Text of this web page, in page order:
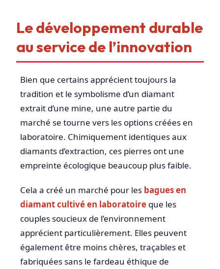
Le développement durable
au service de l’innovation
Bien que certains apprécient toujours la
tradition et le symbolisme d’un diamant
extrait d’une mine, une autre partie du
marché se tourne vers les options créées en
laboratoire. Chimiquement identiques aux
diamants d’extraction, ces pierres ont une
empreinte écologique beaucoup plus faible.
Cela a créé un marché pour les bagues en
diamant cultivé en laboratoire que les
couples soucieux de l’environnement
apprécient particulièrement. Elles peuvent
également être moins chères, traçables et
fabriquées sans le fardeau éthique de